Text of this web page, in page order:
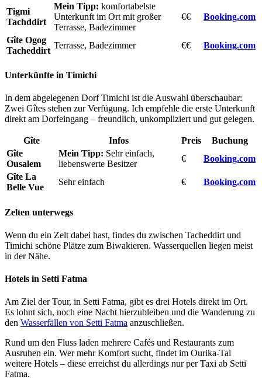
Tigmi
Tachddirt
Mein Tipp: komfortabelste
Unterkunft im Ort mit großer
Terrasse, Badezimmer
€€ Booking.com
Gîte Ogog
Tacheddirt
Terrasse, Badezimmer €€ Booking.com
Unterkünfte in Timichi
In dem abgelegenen Dorf Timichi ist die Auswahl überschaubar:
Zwei Gîtes stehen zur Verfügung. Ich empfehle die erste Unterkunft
direkt am Dorfeingang – freundlich, unkompliziert und gut gelegen.
Gîte Infos Preis
Buchung
Gîte
Ousalem
Mein Tipp: Sehr einfach,
liebenswerte Besitzer
€
Booking.com
Gîte La
Belle Vue
Sehr einfach € Booking.com
Zelten unterwegs
Wenn du ein Zelt dabei hast, findes du zwischen Tacheddirt und
Timichi schöne Plätze zum Biwakieren. Wasserquellen liegen meist
in der Nähe.
Hotels in Setti Fatma
Am Ziel der Tour, in Setti Fatma, gibt es drei Hotels direkt im Ort.
Es lohnt sich, noch eine Nacht hierzubleiben und die Wanderung zu
den Wasserfällen von Setti Fatma anzuschließen.
Rund um den Fluss laden mehrere Cafés und Restaurants zum
Ausruhen ein. Wer mehr Komfort sucht, findet im Ourika-Tal
weitere Hotels – diese erreichst du allerdings nur per Taxi ab Setti
Fatma.